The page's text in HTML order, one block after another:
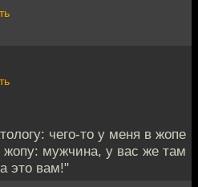
чего-то у меня в жопе
жопу: мужчина, у вас же там
это вам!"